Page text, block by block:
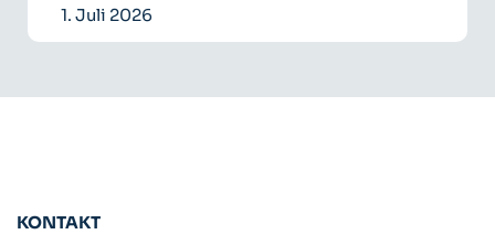
1. Juli 2026
KONTAKT